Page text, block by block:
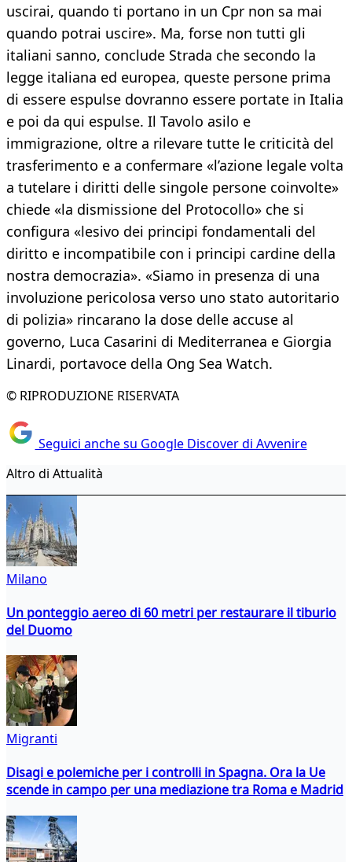
uscirai, quando ti portano in un Cpr non sa mai
quando potrai uscire». Ma, forse non tutti gli
italiani sanno, conclude Strada che secondo la
legge italiana ed europea, queste persone prima
di essere espulse dovranno essere portate in Italia
e poi da qui espulse. Il Tavolo asilo e
immigrazione, oltre a rilevare tutte le criticità del
trasferimento e a confermare «l’azione legale volta
a tutelare i diritti delle singole persone coinvolte»
chiede «la dismissione del Protocollo» che si
configura «lesivo dei principi fondamentali del
diritto e incompatibile con i principi cardine della
nostra democrazia». «Siamo in presenza di una
involuzione pericolosa verso uno stato autoritario
di polizia» rincarano la dose delle accuse al
governo, Luca Casarini di Mediterranea e Giorgia
Linardi, portavoce della Ong Sea Watch.
© RIPRODUZIONE RISERVATA
Seguici anche su Google Discover di Avvenire
Altro di Attualità
Milano
Un ponteggio aereo di 60 metri per restaurare il tiburio
del Duomo
Migranti
Disagi e polemiche per i controlli in Spagna. Ora la Ue
scende in campo per una mediazione tra Roma e Madrid